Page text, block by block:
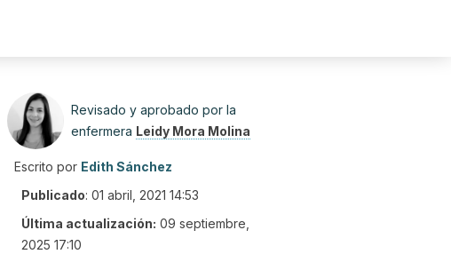
Revisado y aprobado por la
enfermera Leidy Mora Molina
Escrito por Edith Sánchez
Publicado: 01 abril, 2021 14:53
Última actualización: 09 septiembre,
2025 17:10